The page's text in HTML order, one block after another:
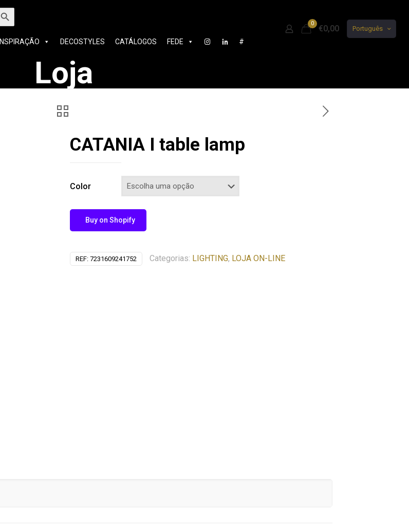
Search Button
INSPIRAÇÃO DECOSTYLES CATÁLOGOS FEDE #
0
€0,00 Português
Loja
CATANIA I table lamp
Color
Buy on Shopify
REF: 7231609241752 Categorias: LIGHTING, LOJA ON-LINE